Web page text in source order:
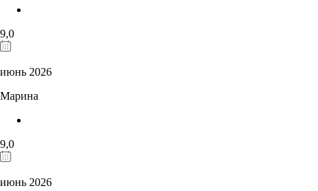
9,0
июнь 2026
Марина
9,0
июнь 2026